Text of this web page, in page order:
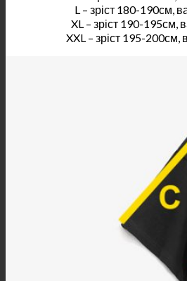
L – зріст 180-190см,
XL – зріст 190-195см,
XXL – зріст 195-200см,